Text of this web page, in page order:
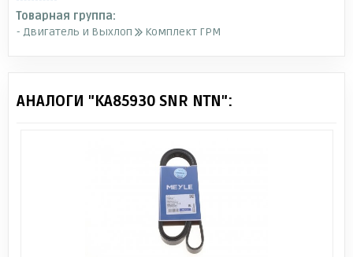
Товарная группа:
- Двигатель и Выхлоп
Комплект ГРМ
АНАЛОГИ "KA85930 SNR NTN":